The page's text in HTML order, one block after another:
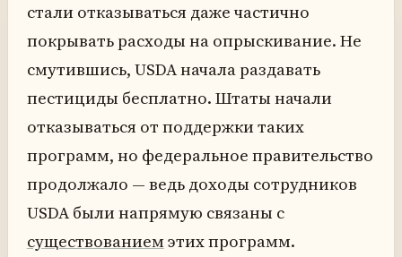
стали отказываться даже частично
покрывать расходы на опрыскивание. Не
смутившись, USDA начала раздавать
пестициды бесплатно. Штаты начали
отказываться от поддержки таких
программ, но федеральное правительство
продолжало — ведь доходы сотрудников
USDA были напрямую связаны с
существованием этих программ.